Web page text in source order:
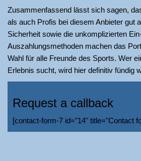
Zusammenfassend lässt sich sagen,
als auch Profis bei diesem Anbieter gut
Sicherheit sowie die unkomplizierten
Auszahlungsmethoden machen das
Wahl für alle Freunde des Sports. Wer
Erlebnis sucht, wird hier definitiv fündig
Request a callback
[contact-form-7 id="14" title="Contact